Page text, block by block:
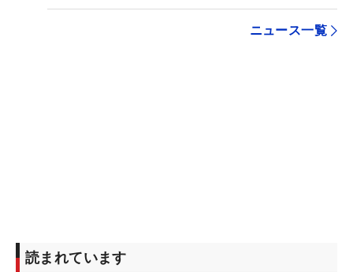
ニュース一覧
読まれています